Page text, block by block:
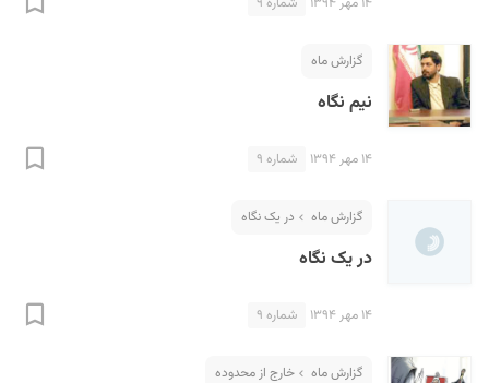
گزارش ماه
نیم نگاه
۱۴ مهر ۱۳۹۴ شماره ۹
گزارش ماه در یک نگاه
در یک نگاه
۱۴ مهر ۱۳۹۴ شماره ۹
گزارش ماه خارج از محدوده